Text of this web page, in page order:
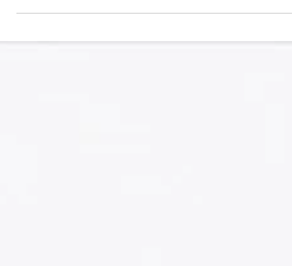
Buone Feste!